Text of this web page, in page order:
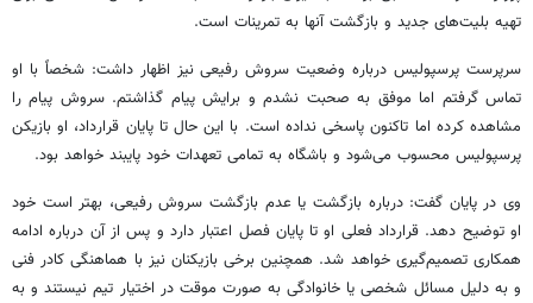
تهیه بلیت‌های جدید و بازگشت آنها به تمرینات است.
سرپرست پرسپولیس درباره وضعیت سروش رفیعی نیز اظهار داشت: شخصاً با او
تماس گرفتم اما موفق به صحبت نشدم و برایش پیام گذاشتم. سروش پیام را
مشاهده کرده اما تاکنون پاسخی نداده است. با این حال تا پایان قرارداد، او بازیکن
پرسپولیس محسوب می‌شود و باشگاه به تمامی تعهدات خود پایبند خواهد بود.
وی در پایان گفت: درباره بازگشت یا عدم بازگشت سروش رفیعی، بهتر است خود
او توضیح دهد. قرارداد فعلی او تا پایان فصل اعتبار دارد و پس از آن درباره ادامه
همکاری تصمیم‌گیری خواهد شد. همچنین برخی بازیکنان نیز با هماهنگی کادر فنی
و به دلیل مسائل شخصی یا خانوادگی به صورت موقت در اختیار تیم نیستند و به